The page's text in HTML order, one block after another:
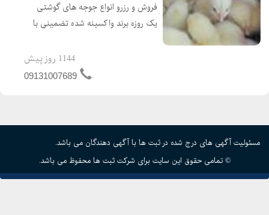
فروش و رزرو انواع جوجه های گوشتی
یک روزه برند واکسینه شده تضمینی با
مجوز ابطال مجوز ارین راس پلاس کاب
1144 روز پیش
09131007689
مسئولیت آگهی های درج شده در ثبت ها با آگهی دهندگان می باشد.
© تمامی حقوق این سایت برای شرکت ثبت ها محفوظ می باشد.